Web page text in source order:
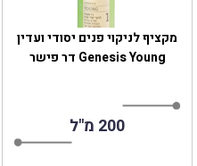
מקציף לניקוי פנים יסודי ועדין
Genesis Young דר פישר
200 מ"ל